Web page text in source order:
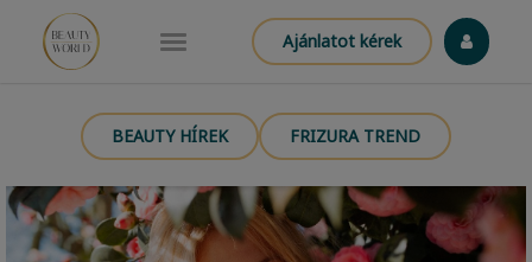
Ajánlatot kérek
BEAUTY HÍREK FRIZURA TREND